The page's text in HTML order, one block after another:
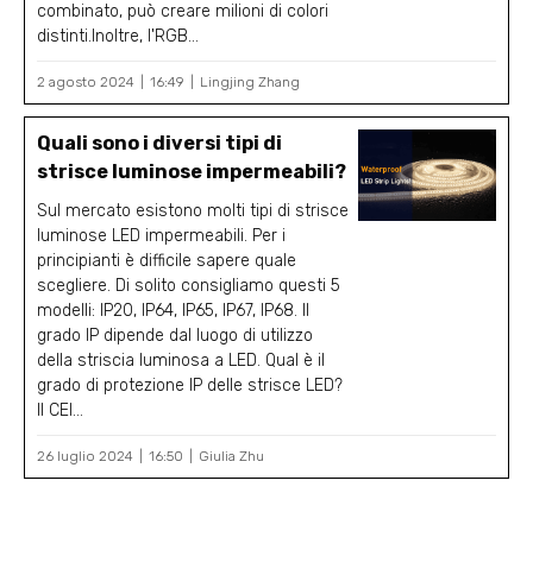
combinato, può creare milioni di colori
distinti.Inoltre, l'RGB...
2 agosto 2024 16:49 Lingjing Zhang
Quali sono i diversi tipi di
strisce luminose impermeabili?
Sul mercato esistono molti tipi di strisce
luminose LED impermeabili. Per i
principianti è difficile sapere quale
scegliere. Di solito consigliamo questi 5
modelli: IP20, IP64, IP65, IP67, IP68. Il
grado IP dipende dal luogo di utilizzo
della striscia luminosa a LED. Qual è il
grado di protezione IP delle strisce LED?
Il CEI...
26 luglio 2024 16:50 Giulia Zhu